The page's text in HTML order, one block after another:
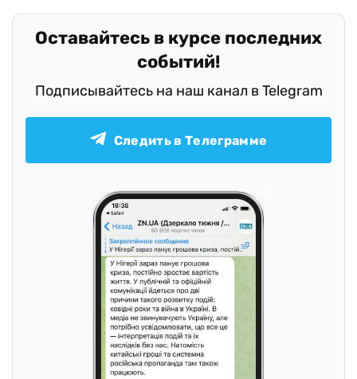
Оставайтесь в курсе последних
событий!
Подписывайтесь на наш канал в Telegram
Следить в Телеграмме